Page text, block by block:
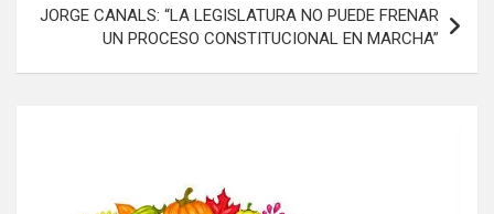
JORGE CANALS: “LA LEGISLATURA NO PUEDE FRENAR
UN PROCESO CONSTITUCIONAL EN MARCHA”